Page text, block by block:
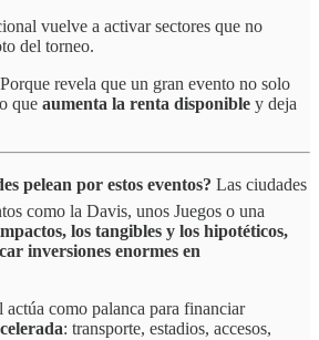
vuelve a activar sectores que no
del torneo.
Porque revela que un gran evento no solo
que aumenta la renta disponible y deja
pelean por estos eventos? Las ciudades
como la Davis, unos Juegos o una
los tangibles y los hipotéticos,
inversiones enormes en
como palanca para financiar
: transporte, estadios, accesos,